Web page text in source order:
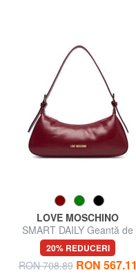
LOVE MOSCHINO
SMART DAILY Geantă de
umăr, cu curea de umăr
20% REDUCERI
RON 708.89 RON 567.11